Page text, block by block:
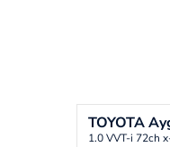
TOYOTA
1.0 VVT-i 72ch